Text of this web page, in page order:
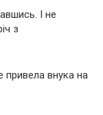
І не
з
привела внука на